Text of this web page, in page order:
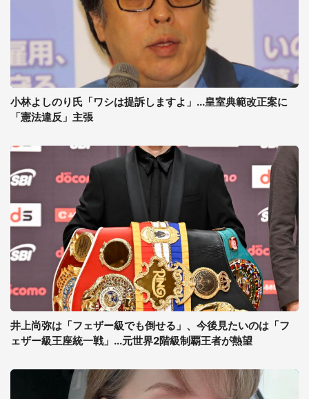
小林よしのり氏「ワシは提訴しますよ」...皇室典範改正案に
「憲法違反」主張
井上尚弥は「フェザー級でも倒せる」、今後見たいのは「フ
ェザー級王座統一戦」...元世界2階級制覇王者が熱望